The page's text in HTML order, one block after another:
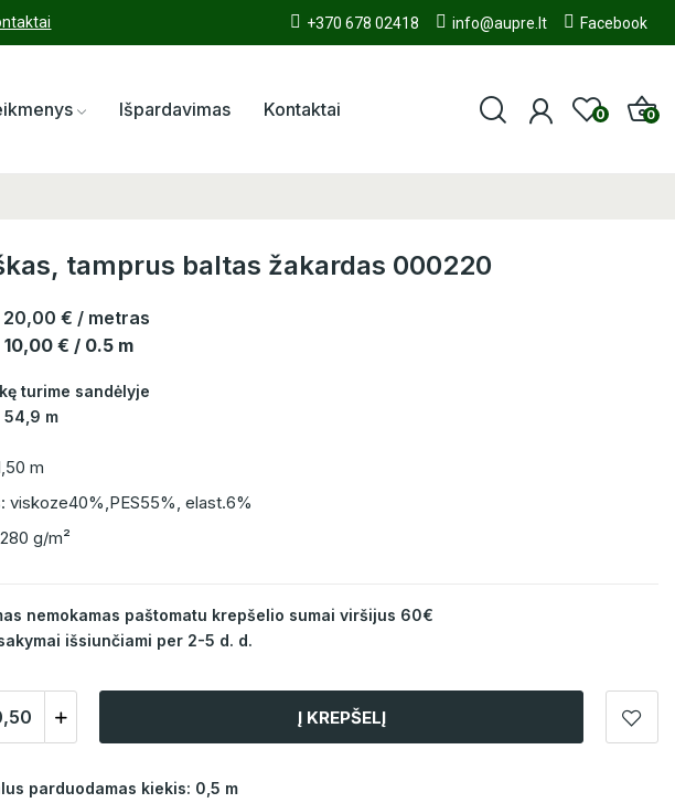
+370 678 02418 info@aupre.lt Facebook
Išpardavimas Kontaktai 0 0
tamprus baltas žakardas 000220
20,00 € / metras
10,00 € / 0.5 m
turime sandėlyje
54,9 m
m
viskoze40%,PES55%, elast.6%
g/m²
nemokamas paštomatu krepšelio sumai viršijus 60€
išsiunčiami per 2-5 d. d.
Į KREPŠELĮ
parduodamas kiekis: 0,5 m